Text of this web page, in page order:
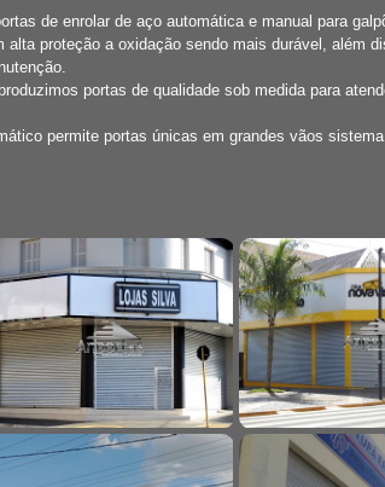
de enrolar de aço automática e manual para
alta proteção a oxidação sendo mais durável, além
portas de qualidade sob medida para
permite portas únicas em grandes vãos